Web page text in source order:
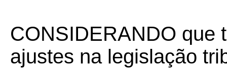
CONSIDERANDO que
ajustes na legislação